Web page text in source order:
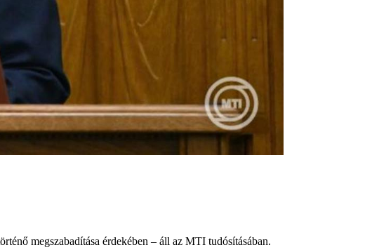
megszabadítása érdekében – áll az MTI tudósításában.